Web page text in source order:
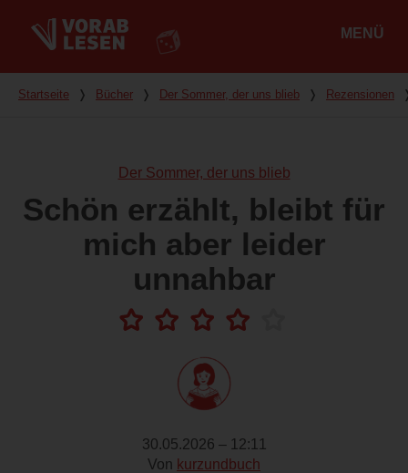
MENÜ
Du bist hier
Startseite ❭ Bücher ❭ Der Sommer, der uns blieb ❭ Rezensionen
Der Sommer, der uns blieb
Schön erzählt, bleibt für
mich aber leider
unnahbar
30.05.2026 – 12:11
Von kurzundbuch